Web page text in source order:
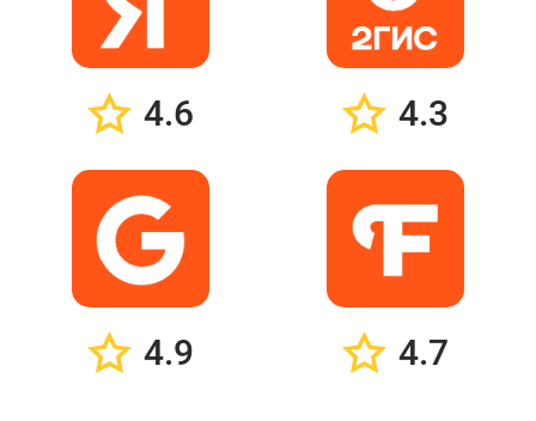
4.6 4.3
4.9 4.7